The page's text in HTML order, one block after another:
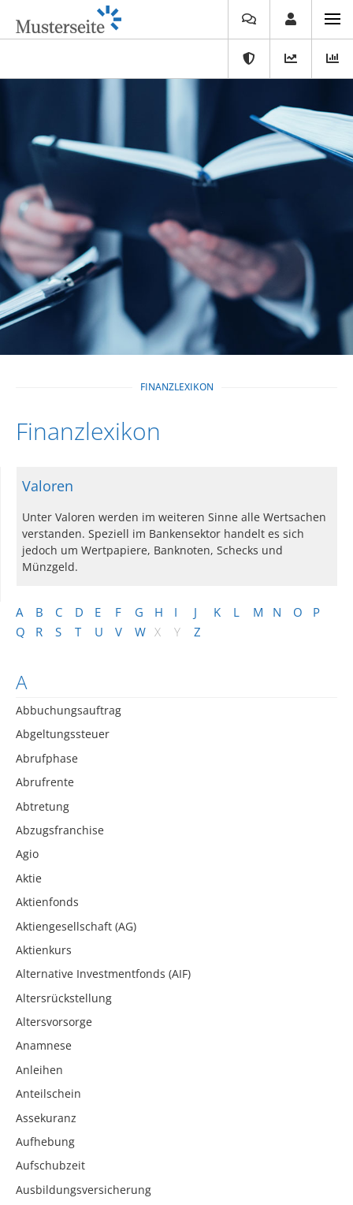
FINANZLEXIKON
Finanzlexikon
A B C D E F G H I J K L M N O
P
Q
R S T U V W X Y Z
A
Abbuchungsauftrag
Abgeltungssteuer
Abrufphase
Abrufrente
Abtretung
Abzugsfranchise
Agio
Aktie
Aktienfonds
Aktiengesellschaft (AG)
Aktienkurs
Alternative Investmentfonds (AIF)
Altersrückstellung
Altersvorsorge
Anamnese
Anleihen
Anteilschein
Assekuranz
Aufhebung
Aufschubzeit
Ausbildungsversicherung
Valoren
Unter Valoren werden im weiteren Sinne alle Wertsachen
verstanden. Speziell im Bankensektor handelt es sich
jedoch um Wertpapiere, Banknoten, Schecks und
Münzgeld.